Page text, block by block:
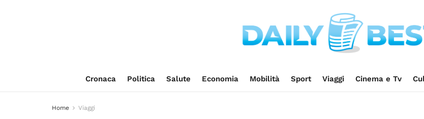
Cronaca Politica Salute Economia Mobilità Sport Viaggi Cinema e Tv
Home Viaggi